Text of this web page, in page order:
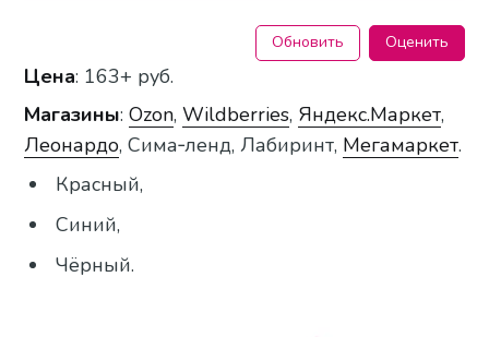
Обновить Оценить
Цена: 163+ руб.
Магазины:Ozon,Wildberries, Яндекс.Маркет,
Леонардо, Сима‑ленд, Лабиринт, Мегамаркет.
Красный,
Синий,
Чёрный.